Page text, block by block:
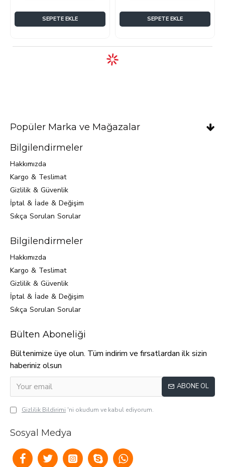
SEPETE EKLE SEPETE EKLE
Popüler Marka ve Mağazalar
Bilgilendirmeler
Hakkımızda
Kargo & Teslimat
Gizlilik & Güvenlik
İptal & İade & Değişim
Sıkça Sorulan Sorular
Bilgilendirmeler
Hakkımızda
Kargo & Teslimat
Gizlilik & Güvenlik
İptal & İade & Değişim
Sıkça Sorulan Sorular
Bülten Aboneliği
Bültenimize üye olun. Tüm indirim ve fırsatlardan ilk sizin
haberiniz olsun
ABONE OL
Gizlilik Bildirimi 'ni okudum ve kabul ediyorum.
Sosyal Medya